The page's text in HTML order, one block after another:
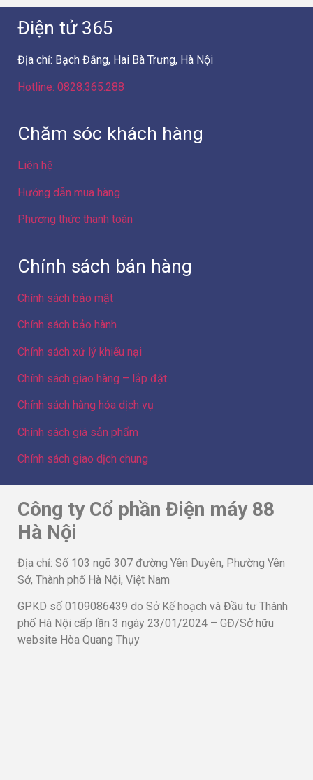
Điện tử 365
Địa chỉ: Bạch Đằng, Hai Bà Trưng, Hà Nội
Hotline: 0828.365.288
Chăm sóc khách hàng
Liên hệ
Hướng dẫn mua hàng
Phương thức thanh toán
Chính sách bán hàng
Chính sách bảo mật
Chính sách bảo hành
Chính sách xử lý khiếu nại
Chính sách giao hàng – lắp đặt
Chính sách hàng hóa dịch vụ
Chính sách giá sản phẩm
Chính sách giao dịch chung
Công ty Cổ phần Điện máy 88
Hà Nội
Địa chỉ: Số 103 ngõ 307 đường Yên Duyên, Phường Yên
Sở, Thành phố Hà Nội, Việt Nam
GPKD số 0109086439 do Sở Kế hoạch và Đầu tư Thành
phố Hà Nội cấp lần 3 ngày 23/01/2024 – GĐ/Sở hữu
website Hòa Quang Thụy